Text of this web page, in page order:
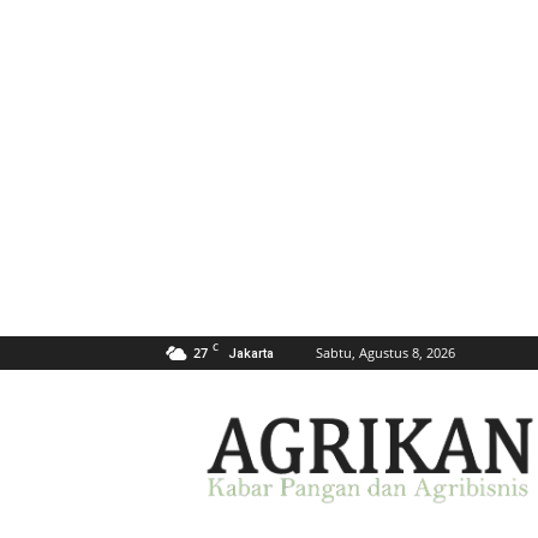
27 C Jakarta Sabtu, Agustus 8, 2026
AGRIKAN